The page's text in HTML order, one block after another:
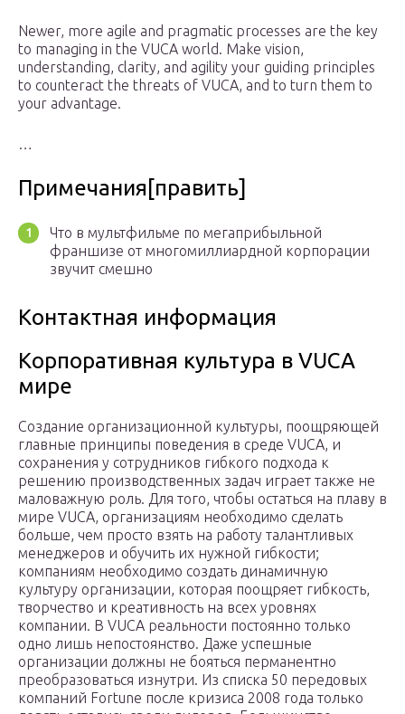
Newer, more agile and pragmatic processes are the key
to managing in the VUCA world. Make vision,
understanding, clarity, and agility your guiding principles
to counteract the threats of VUCA, and to turn them to
your advantage.
…
Примечания[править]
Что в мультфильме по мегаприбыльной
франшизе от многомиллиардной корпорации
звучит смешно
Контактная информация
Корпоративная культура в VUCA
мире
Создание организационной культуры, поощряющей
главные принципы поведения в среде VUCA, и
сохранения у сотрудников гибкого подхода к
решению производственных задач играет также не
маловажную роль. Для того, чтобы остаться на плаву в
мире VUCA, организациям необходимо сделать
больше, чем просто взять на работу талантливых
менеджеров и обучить их нужной гибкости;
компаниям необходимо создать динамичную
культуру организации, которая поощряет гибкость,
творчество и креативность на всех уровнях
компании. В VUCA реальности постоянно только
одно лишь непостоянство. Даже успешные
организации должны не бояться перманентно
преобразоваться изнутри. Из списка 50 передовых
компаний Fortune после кризиса 2008 года только